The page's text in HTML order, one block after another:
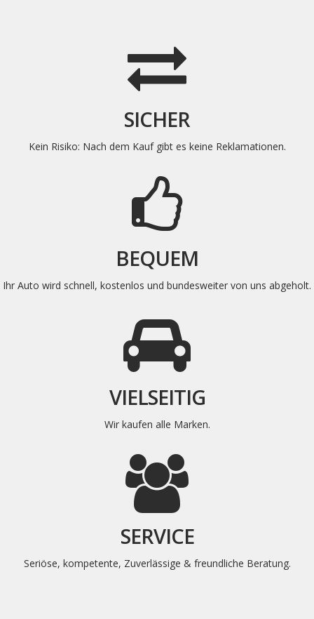
SICHER
Kein Risiko: Nach dem Kauf gibt es keine Reklamationen.
BEQUEM
Ihr Auto wird schnell, kostenlos und bundesweiter von uns abgeholt.
VIELSEITIG
Wir kaufen alle Marken.
SERVICE
Seriöse, kompetente, Zuverlässige & freundliche Beratung.